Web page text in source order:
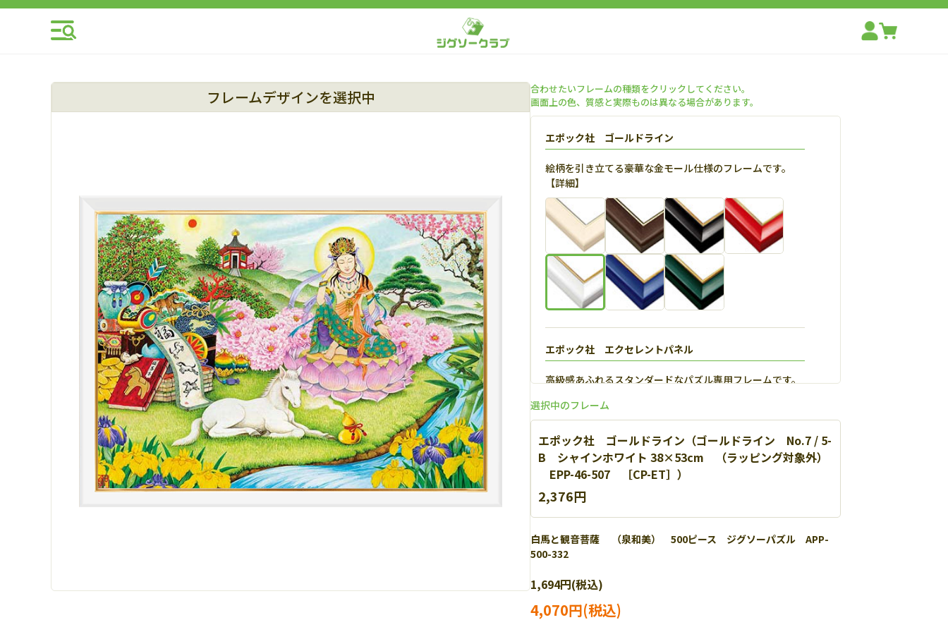
フレームデザインを選択中
合わせたいフレームの種類をクリックしてください。
画面上の色、質感と実際ものは異なる場合があります。
エポック社 ゴールドライン
絵柄を引き立てる豪華な金モール仕様のフレームです。
【詳細】
エポック社 エクセレントパネル
高級感あふれるスタンダードなパズル専用フレームです。
エポック社 パネルマックス
軽量なアルミを使用し丈夫で扱いやすいパネルです。【
細】
選択中のフレーム
エポック社 ゴールドライン（ゴールドライン No.7 / 5-
B シャインホワイト 38×53cm （ラッピング対象外）
EPP-46-507 ［CP-ET］）
2,376円
白馬と観音菩薩 （泉和美） 500ピース ジグソーパズル APP-
500-332
1,694円(税込)
4,070円(税込)